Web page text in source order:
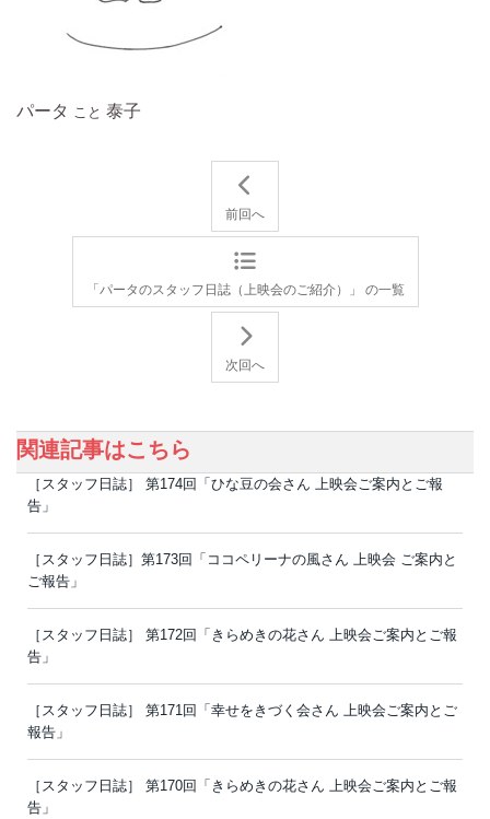
パータ こと 泰子
前回へ
「パータのスタッフ日誌（上映会のご紹介）」 の一覧
次回へ
関連記事はこちら
［スタッフ日誌］ 第174回「ひな豆の会さん 上映会ご案内とご報
告」
［スタッフ日誌］第173回「ココペリーナの風さん 上映会 ご案内と
ご報告」
［スタッフ日誌］ 第172回「きらめきの花さん 上映会ご案内とご報
告」
［スタッフ日誌］ 第171回「幸せをきづく会さん 上映会ご案内とご
報告」
［スタッフ日誌］ 第170回「きらめきの花さん 上映会ご案内とご報
告」